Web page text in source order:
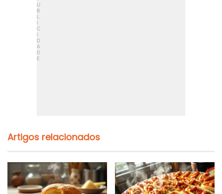
Artigos relacionados